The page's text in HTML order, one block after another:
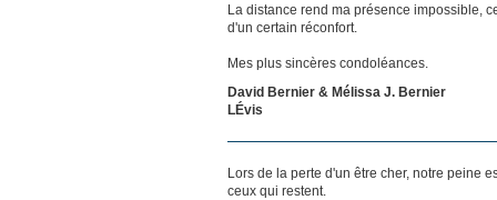
La distance rend ma présence impossible,
d'un certain réconfort.
Mes plus sincères condoléances.
David Bernier & Mélissa J. Bernier
LÉvis
Lors de la perte d'un être cher, notre peine
ceux qui restent.